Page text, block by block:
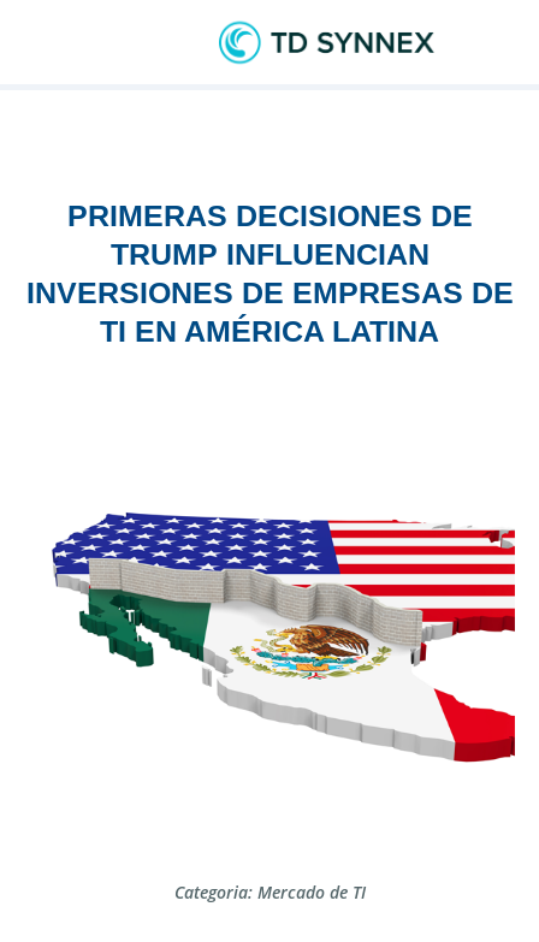
PRIMERAS DECISIONES DE
TRUMP INFLUENCIAN
INVERSIONES DE EMPRESAS DE
TI EN AMÉRICA LATINA
Categoria: Mercado de TI